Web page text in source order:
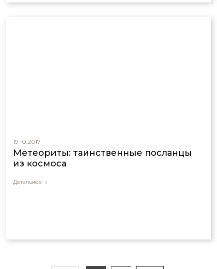
19.10.2017
Метеориты: таинственные посланцы
из космоса
Детальнее